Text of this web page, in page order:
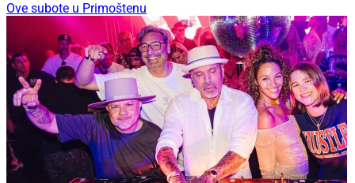
Ove subote u Primoštenu